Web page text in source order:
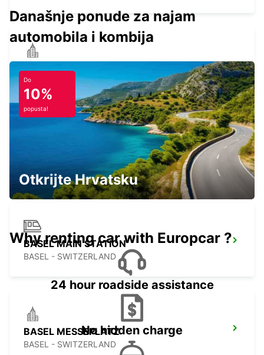
SOLOTHURN ZUCHWIL AUTO WEBER
ZUCHWIL - SWITZERLAND
BASEL - SWITZERLAND
BASEL MAIN STATION
BASEL - SWITZERLAND
BASEL MESSEPLATZ
BASEL - SWITZERLAND
Današnje ponude za najam
automobila i kombija
Do
10%
popusta!
Otkrijte Hrvatsku
Why renting car with Europcar ?
24 hour roadside assistance
No hidden charge